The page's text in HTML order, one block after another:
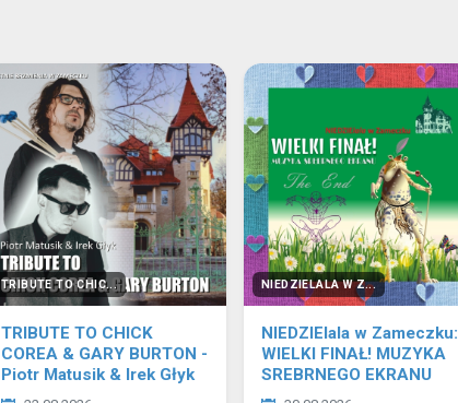
TRIBUTE TO CHIC...
TRIBUTE TO CHICK
COREA & GARY BURTON -
Piotr Matusik & Irek Głyk
NIEDZIELALA W Z...
NIEDZIElala w Zameczku:
WIELKI FINAŁ! MUZYKA
SREBRNEGO EKRANU